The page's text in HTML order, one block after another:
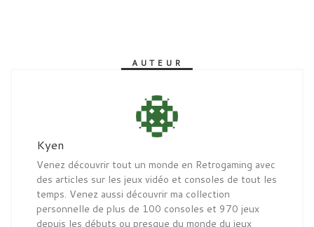
AUTEUR
Kyen
Venez découvrir tout un monde en Retrogaming avec
des articles sur les jeux vidéo et consoles de tout les
temps. Venez aussi découvrir ma collection
personnelle de plus de 100 consoles et 970 jeux
depuis les débuts ou presque du monde du jeux